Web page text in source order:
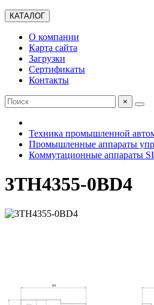
КАТАЛОГ
О компании
Карта сайта
Загрузки
Сертификаты
Контакты
×
Техника промышленной
Промышленные аппараты
Коммутационные аппараты
3TH4355-0BD4